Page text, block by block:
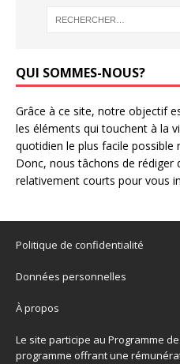
QUI SOMMES-NOUS?
Grâce à ce site, notre objectif
les éléments qui touchent à la
quotidien le plus facile possible
Donc, nous tâchons de
relativement courts pour vous
Politique de confidentialité
Données personnelles
À propos
Le site participe au Programme
programme offrant une